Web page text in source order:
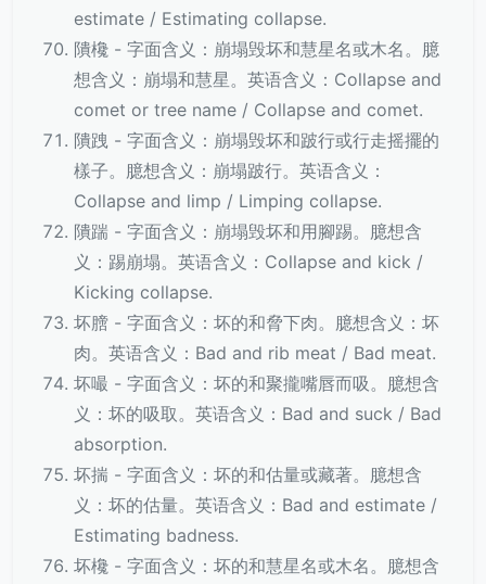
estimate / Estimating collapse.
隤欃 - 字面含义：崩塌毁坏和慧星名或木名。臆
想含义：崩塌和慧星。英语含义：Collapse and
comet or tree name / Collapse and comet.
隤跩 - 字面含义：崩塌毁坏和跛行或行走摇擺的
樣子。臆想含义：崩塌跛行。英语含义：
Collapse and limp / Limping collapse.
隤踹 - 字面含义：崩塌毁坏和用腳踢。臆想含
义：踢崩塌。英语含义：Collapse and kick /
Kicking collapse.
坏膪 - 字面含义：坏的和脅下肉。臆想含义：坏
肉。英语含义：Bad and rib meat / Bad meat.
坏嘬 - 字面含义：坏的和聚攏嘴唇而吸。臆想含
义：坏的吸取。英语含义：Bad and suck / Bad
absorption.
坏揣 - 字面含义：坏的和估量或藏著。臆想含
义：坏的估量。英语含义：Bad and estimate /
Estimating badness.
坏欃 - 字面含义：坏的和慧星名或木名。臆想含